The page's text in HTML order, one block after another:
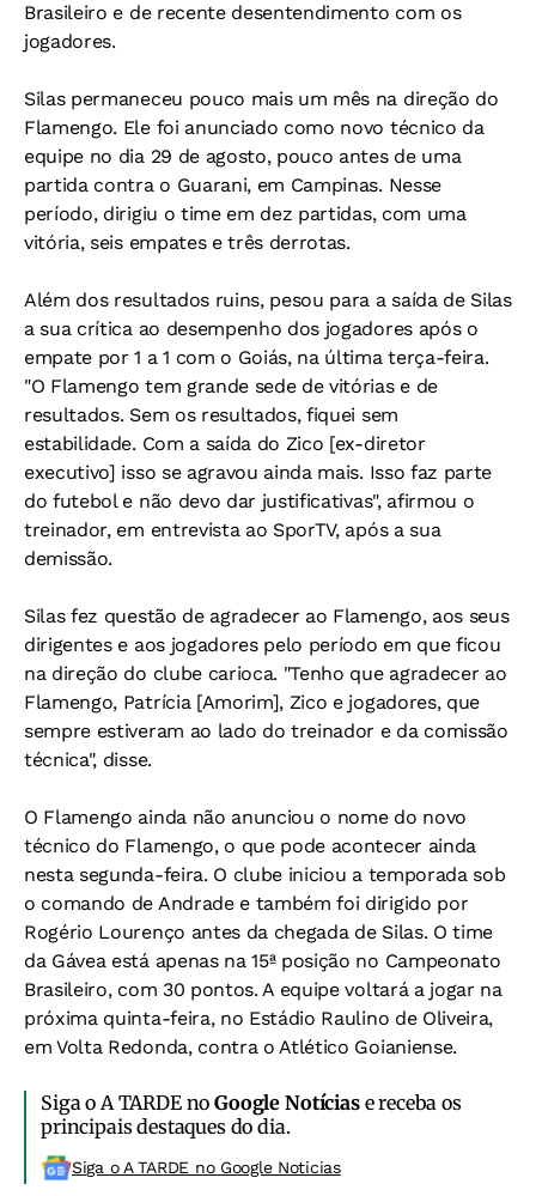
Brasileiro e de recente desentendimento com os
jogadores.
Silas permaneceu pouco mais um mês na direção do
Flamengo. Ele foi anunciado como novo técnico da
equipe no dia 29 de agosto, pouco antes de uma
partida contra o Guarani, em Campinas. Nesse
período, dirigiu o time em dez partidas, com uma
vitória, seis empates e três derrotas.
Além dos resultados ruins, pesou para a saída de Silas
a sua crítica ao desempenho dos jogadores após o
empate por 1 a 1 com o Goiás, na última terça-feira.
"O Flamengo tem grande sede de vitórias e de
resultados. Sem os resultados, fiquei sem
estabilidade. Com a saída do Zico [ex-diretor
executivo] isso se agravou ainda mais. Isso faz parte
do futebol e não devo dar justificativas", afirmou o
treinador, em entrevista ao SporTV, após a sua
demissão.
Silas fez questão de agradecer ao Flamengo, aos seus
dirigentes e aos jogadores pelo período em que ficou
na direção do clube carioca. "Tenho que agradecer ao
Flamengo, Patrícia [Amorim], Zico e jogadores, que
sempre estiveram ao lado do treinador e da comissão
técnica", disse.
O Flamengo ainda não anunciou o nome do novo
técnico do Flamengo, o que pode acontecer ainda
nesta segunda-feira. O clube iniciou a temporada sob
o comando de Andrade e também foi dirigido por
Rogério Lourenço antes da chegada de Silas. O time
da Gávea está apenas na 15ª posição no Campeonato
Brasileiro, com 30 pontos. A equipe voltará a jogar na
próxima quinta-feira, no Estádio Raulino de Oliveira,
em Volta Redonda, contra o Atlético Goianiense.
Siga o A TARDE noGoogle Notíciase receba os
principais destaques do dia.
Siga o A TARDE no Google Noticias